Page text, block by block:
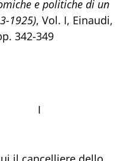
e politiche di un
1925), Vol. I, Einaudi,
342-349
I